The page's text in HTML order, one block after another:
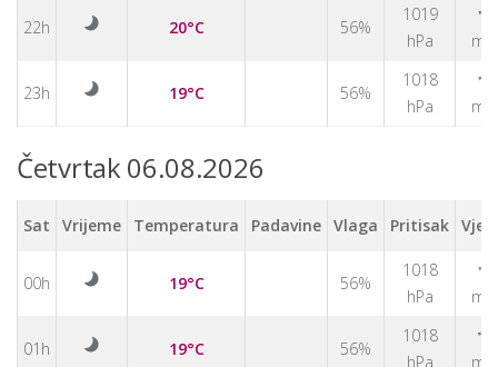
22h 20°C 56%
1019
hPa
↑
m/s
23h 19°C 56%
1018
hPa
↑
m/s
Četvrtak 06.08.2026
Sat Vrijeme Temperatura Padavine Vlaga Pritisak
00h 19°C 56%
1018
hPa
↑
m/s
01h 19°C 56%
1018
hPa
↑
m/s